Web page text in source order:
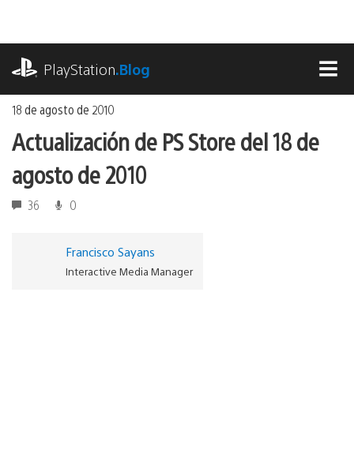
contenido
PlayStation.Blog
18 de agosto de 2010
Actualización de PS Store del 18 de
agosto de 2010
36 0
Francisco Sayans
Interactive Media Manager